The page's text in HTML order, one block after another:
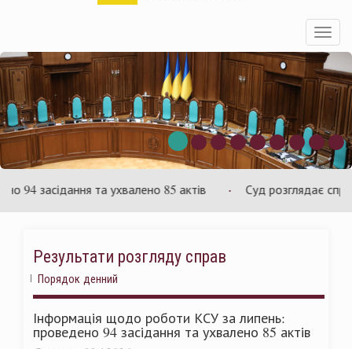
Toggle
Суд
засідання та ухвалено 85 актів Суд розглядає справу
Результати розгляду справ
Порядок денний
Інформація щодо роботи КСУ за липень:
проведено 94 засідання та ухвалено 85 актів